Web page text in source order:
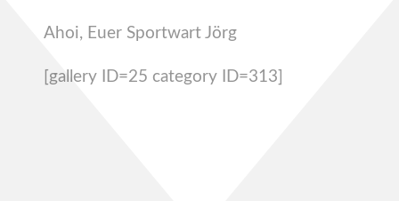
Ahoi, Euer Sportwart Jörg
[gallery ID=25 category ID=313]